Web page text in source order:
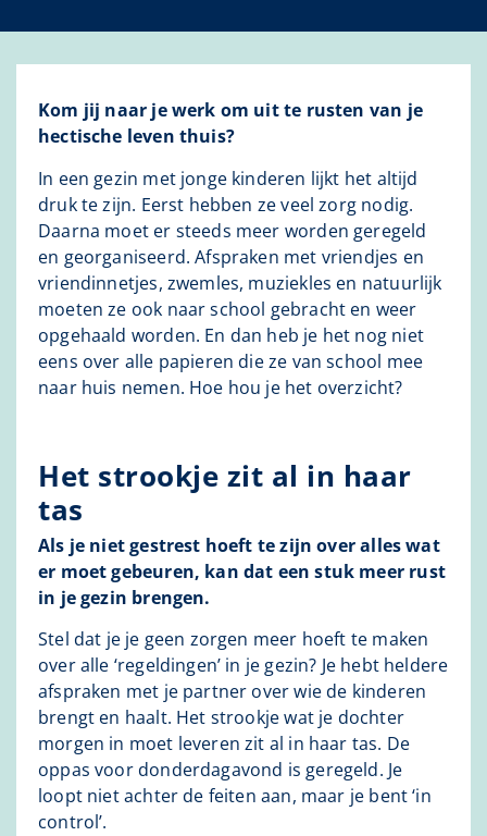
Kom jij naar je werk om uit te rusten van je
hectische leven thuis?
In een gezin met jonge kinderen lijkt het altijd
druk te zijn. Eerst hebben ze veel zorg nodig.
Daarna moet er steeds meer worden geregeld
en georganiseerd. Afspraken met vriendjes en
vriendinnetjes, zwemles, muziekles en natuurlijk
moeten ze ook naar school gebracht en weer
opgehaald worden. En dan heb je het nog niet
eens over alle papieren die ze van school mee
naar huis nemen. Hoe hou je het overzicht?
Het strookje zit al in haar
tas
Als je niet gestrest hoeft te zijn over alles wat
er moet gebeuren, kan dat een stuk meer rust
in je gezin brengen.
Stel dat je je geen zorgen meer hoeft te maken
over alle ‘regeldingen’ in je gezin? Je hebt heldere
afspraken met je partner over wie de kinderen
brengt en haalt. Het strookje wat je dochter
morgen in moet leveren zit al in haar tas. De
oppas voor donderdagavond is geregeld. Je
loopt niet achter de feiten aan, maar je bent ‘in
control’.